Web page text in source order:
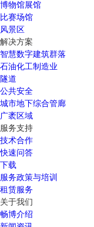
博物馆展馆
比赛场馆
风景区
解决方案
智慧数字建筑群落
石油化工制造业
隧道
公共安全
城市地下综合管廊
广袤区域
服务支持
技术合作
快速问答
下载
服务政策与培训
租赁服务
关于我们
畅博介绍